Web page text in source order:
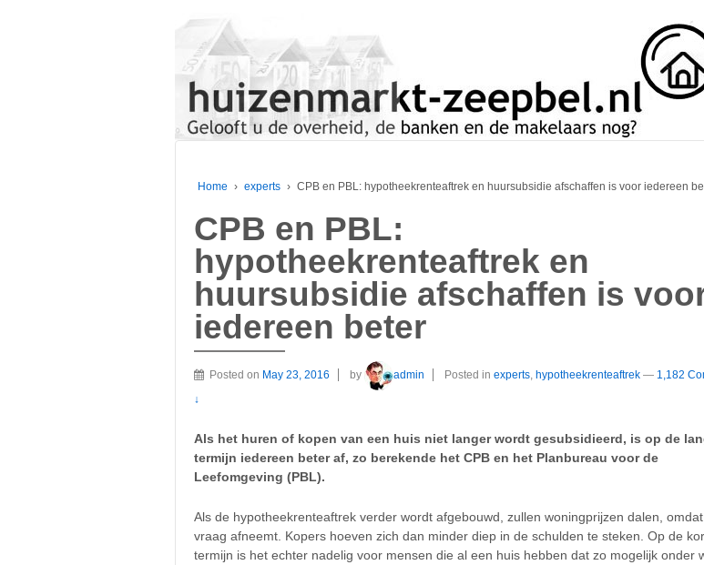
Home › experts › CPB en PBL: hypotheekrenteaftrek en huursubsidie afschaffen is voor iedereen
CPB en PBL:
hypotheekrenteaftrek en
huursubsidie afschaffen is
iedereen beter
Posted on May 23, 2016 by admin Posted in experts, hypotheekrenteaftrek — 1,182
↓
Als het huren of kopen van een huis niet langer wordt gesubsidieerd, is op de
termijn iedereen beter af, zo berekende het CPB en het Planbureau voor de
Leefomgeving (PBL).
Als de hypotheekrenteaftrek verder wordt afgebouwd, zullen woningprijzen dalen,
vraag afneemt. Kopers hoeven zich dan minder diep in de schulden te steken. Op de
termijn is het echter nadelig voor mensen die al een huis hebben dat zo mogelijk onder